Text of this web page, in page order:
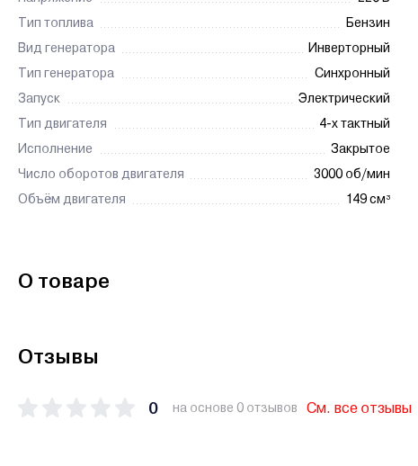
Тип топлива
Бензин
Вид генератора
Инверторный
Тип генератора
Синхронный
Запуск
Электрический
Тип двигателя
4-х тактный
Исполнение
Закрытое
Число оборотов двигателя
3000 об/мин
Объём двигателя
149 см³
О товаре
Отзывы
0 на основе 0 отзывов См. все отзывы